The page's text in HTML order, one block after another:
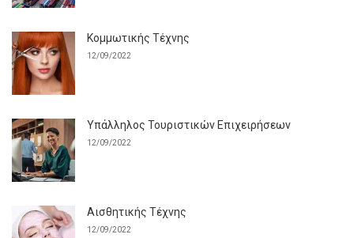
Κομμωτικής Τέχνης
12/09/2022
Υπάλληλος Τουριστικών Επιχειρήσεων
12/09/2022
Αισθητικής Τέχνης
12/09/2022